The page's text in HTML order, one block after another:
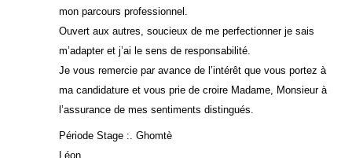
mon parcours professionnel.
Ouvert aux autres, soucieux de me perfectionner je sais
m’adapter et j’ai le sens de responsabilité.
Je vous remercie par avance de l’intérêt que vous portez à
ma candidature et vous prie de croire Madame, Monsieur à
l’assurance de mes sentiments distingués.
Période Stage :. Ghomtè
Léon